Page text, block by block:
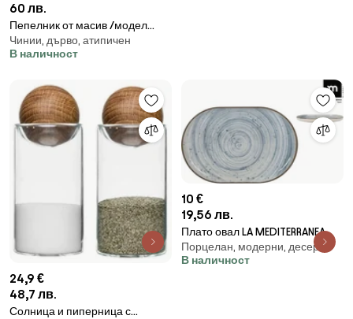
60 лв.
Пепелник от масив /модел
C020004/
Чинии, дърво, атипичен
В наличност
24,9 €
48,7 лв.
Солница и пиперница с
10 €
19,56 лв.
Плато овал LA MEDITERRANEA
Swirl, Порцелан - 30x20 cm
Порцелан, модерни, десерт
В наличност